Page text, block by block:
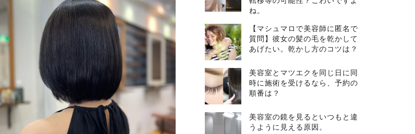
ね。
【マシュマロで美容師に匿名で
質問】彼女の髪の毛を乾かして
あげたい。乾かし方のコツは？
美容室とマツエクを同じ日に同
時に施術を受けるなら、予約の
順番は？
美容室の鏡を見るといつもと違
うように見える原因。